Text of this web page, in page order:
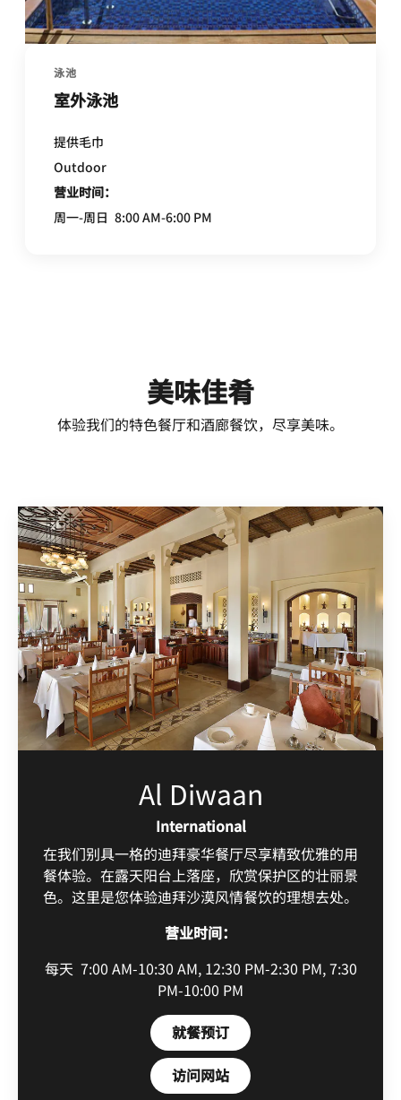
泳池
室外泳池
提供毛巾
Outdoor
营业时间：
周一-周日 8:00 AM-6:00 PM
美味佳肴
体验我们的特色餐厅和酒廊餐饮，尽享美味。
Al Diwaan
International
在我们别具一格的迪拜豪华餐厅尽享精致优雅的用
餐体验。在露天阳台上落座，欣赏保护区的壮丽景
色。这里是您体验迪拜沙漠风情餐饮的理想去处。
营业时间：
每天 7:00 AM-10:30 AM, 12:30 PM-2:30 PM, 7:30
PM-10:00 PM
就餐预订Open in New Tab
访问网站Open in New Tab